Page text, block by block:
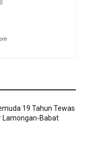
19 Tahun Tewas
Lamongan-Babat